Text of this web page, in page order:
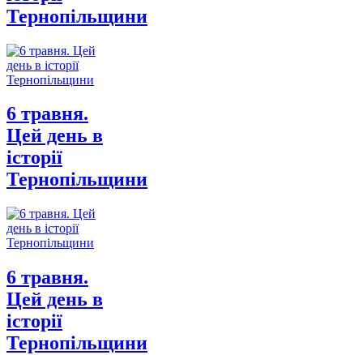
Тернопільщини
6 травня.
Цей день в
історії
Тернопільщини
6 травня.
Цей день в
історії
Тернопільщини